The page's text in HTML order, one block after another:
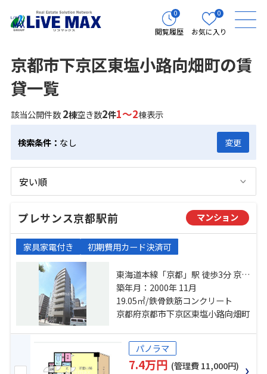
0
閲覧履歴
0
お気に入り
京都市下京区東塩小路向畑町の賃
貸一覧
該当公開件数2棟空き数2件1～2棟表示
検索条件： なし 変更
プレサンス京都駅前 マンション
家具家電付き 初期費用カード決済可
東海道本線「京都」駅 徒歩3分 京都
市営烏丸線「京都」駅 徒歩3分 京阪
本線「七条」駅 徒歩10分
築年月：2000年 11月
19.05㎡/鉄骨鉄筋コンクリート
京都府京都市下京区東塩小路向畑町
パノラマ
7.4万円 (管理費 11,000円)